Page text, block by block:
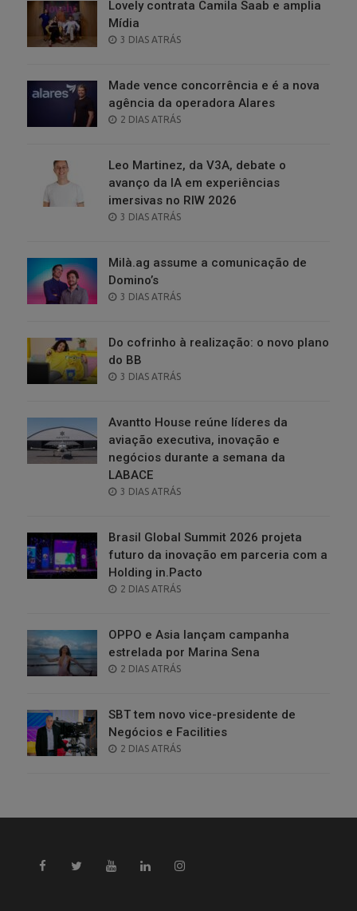
Lovely contrata Camila Saab e amplia
Mídia
POSTED
3 DIAS ATRÁS
Made vence concorrência e é a nova
agência da operadora Alares
POSTED
2 DIAS ATRÁS
Leo Martinez, da V3A, debate o
avanço da IA em experiências
imersivas no RIW 2026
POSTED
3 DIAS ATRÁS
Milà.ag assume a comunicação de
Domino’s
POSTED
3 DIAS ATRÁS
Do cofrinho à realização: o novo plano
do BB
POSTED
3 DIAS ATRÁS
Avantto House reúne líderes da
aviação executiva, inovação e
negócios durante a semana da
LABACE
POSTED
3 DIAS ATRÁS
Brasil Global Summit 2026 projeta
futuro da inovação em parceria com a
Holding in.Pacto
POSTED
2 DIAS ATRÁS
OPPO e Asia lançam campanha
estrelada por Marina Sena
POSTED
2 DIAS ATRÁS
SBT tem novo vice-presidente de
Negócios e Facilities
POSTED
2 DIAS ATRÁS